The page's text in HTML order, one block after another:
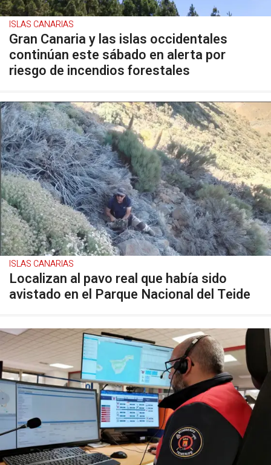
ISLAS CANARIAS
Gran Canaria y las islas occidentales
continúan este sábado en alerta por
riesgo de incendios forestales
ISLAS CANARIAS
Localizan al pavo real que había sido
avistado en el Parque Nacional del Teide